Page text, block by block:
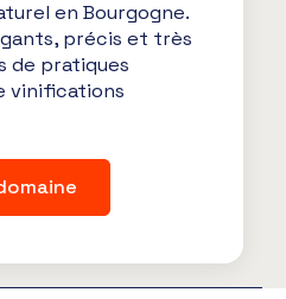
en Bourgogne.
précis et très
de pratiques
vinifications